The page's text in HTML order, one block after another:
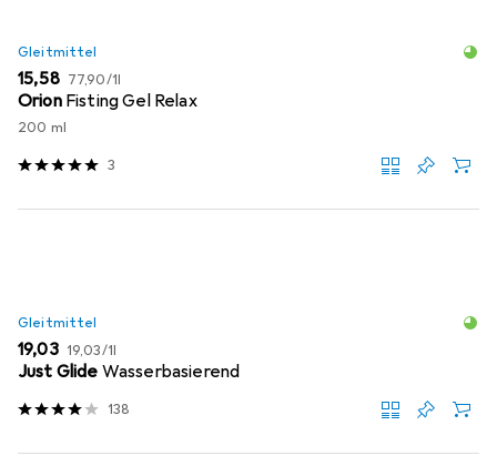
Gleitmittel
EUR
15,58 EUR
77,90/1l
Orion Fisting Gel Relax
200 ml
3
Gleitmittel
EUR
19,03 EUR
19,03/1l
Just Glide Wasserbasierend
138